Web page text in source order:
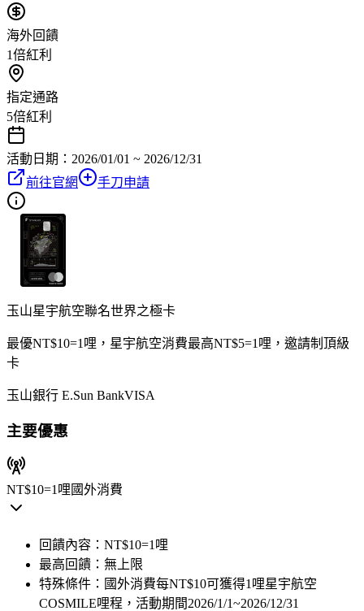
海外回饋
1倍紅利
指定通路
5倍紅利
活動日期： 2026/01/01 ~ 2026/12/31
前往官網
手刀申請
玉山星宇航空聯名世界之極卡
最優NT$10=1哩，星宇航空消費最高NT$5=1哩，邀請制頂級
卡
玉山銀行 E.Sun BankVISA
主要優惠
NT$10=1哩 國外消費
回饋內容： NT$10=1哩
最高回饋： 無上限
特殊條件： 國外消費每NT$10可獲得1哩星宇航空
COSMILE哩程，活動期間2026/1/1~2026/12/31